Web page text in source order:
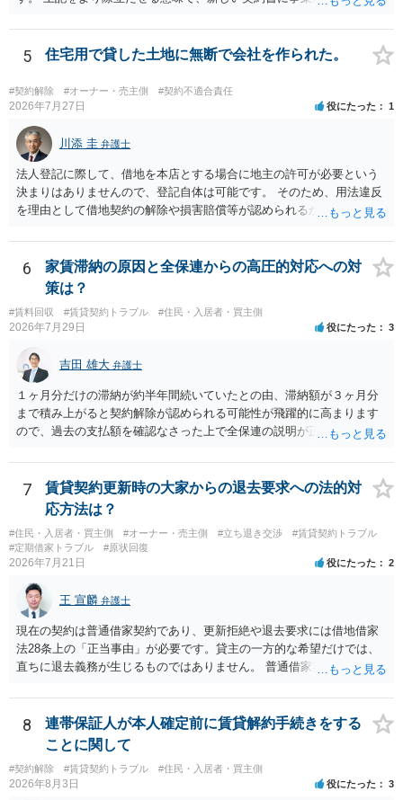
交渉である以上賃借人が拒んだ場合には入りませんが、提案するのは
良い方法と思います。
5 住宅用で貸した土地に無断で会社を作られた。
#契約解除 #オーナー・売主側 #契約不適合責任
2026年7月27日 役にたった 1
川添 圭 弁護士
法人登記に際して、借地を本店とする場合に地主の許可が必要という
決まりはありませんので、登記自体は可能です。 そのため、用法違反
を理由として借地契約の解除や損害賠償等が認められるかどうかが問
の建物を住居用に限定する（事業に使用しない）特約があると評価で
きるかどうかが重要でしょう（借地契約締結後に賃借人が建物を店舗
に改装したという事案で、住居に限定する特約までは存在しなかった
として契約解除を認めなかった裁判例があります）。契約条項の記載
や解釈の問題になりますので、弁護士へ直接相談されることをお勧め
します。
6
家賃滞納の原因と全保連からの高圧的対応への対
策は？
#賃料回収 #賃貸契約トラブル #住民・入居者・買主側
2026年7月29日 役にたった 3
吉田 雄大 弁護士
１ヶ月分だけの滞納が約半年間続いていたとの由、滞納額が３ヶ月分
まで積み上がると契約解除が認められる可能性が飛躍的に高まります
ので、過去の支払額を確認なさった上で全保連の説明が正しければ、
た理由は気になるところですが、中身のある返答は期待できないと思
います。
7
賃貸契約更新時の大家からの退去要求への法的対
応方法は？
#住民・入居者・買主側 #オーナー・売主側 #立ち退き交渉
#賃貸契約トラブル
#定期借家トラブル
#原状回復
2026年7月21日 役にたった 2
王 宣麟 弁護士
現在の契約は普通借家契約であり、更新拒絶や退去要求には借地借家
法28条上の「正当事由」が必要です。貸主の一方的な希望だけでは、
直ちに退去義務が生じるものではありません。 普通借家契約から定期
新たな定期借家契約を締結する形になりますが、これは任意の合意が
前提であり、借主が同意しなければ成立しません。 12年間の居住実
績、子どもの学校や地域とのつながり、転居費用の準備が困難な事情
などは、借主側の強い居住継続の必要性として正当事由判断において
重視される要素ですので、貸主側にかなり具体的な事情と立退料など
がない限り、更新拒絶が認められるハードルは一般的に高いと考えら
8
連帯保証人が本人確定前に賃貸解約手続きをする
ことに関して
#契約解除 #賃貸契約トラブル #住民・入居者・買主側
2026年8月3日 役にたった 3